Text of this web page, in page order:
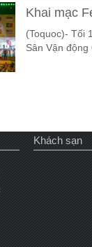
Khai mạc
(Toquoc)- Tối
Sân Vận động
Khách sạn